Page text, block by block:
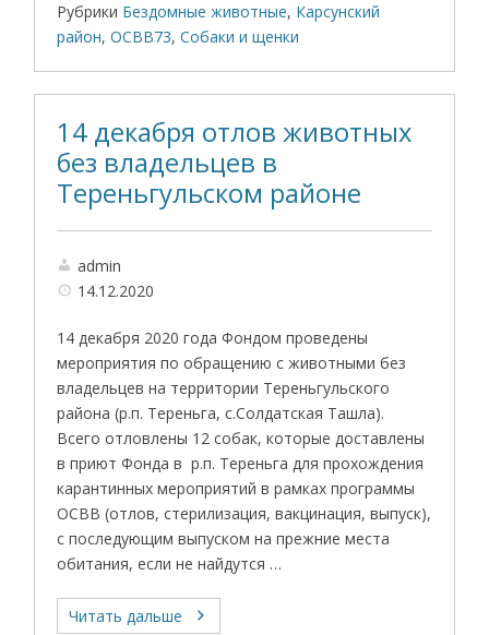
Рубрики Бездомные животные, Карсунский
район,ОСВВ73,Собаки и щенки
14 декабря отлов животных
без владельцев в
Тереньгульском районе
admin
14.12.2020
14 декабря 2020 года Фондом проведены
мероприятия по обращению с животными без
владельцев на территории Тереньгульского
района (р.п. Тереньга, с.Солдатская Ташла).
Всего отловлены 12 собак, которые доставлены
в приют Фонда в р.п. Тереньга для прохождения
карантинных мероприятий в рамках программы
ОСВВ (отлов, стерилизация, вакцинация, выпуск),
с последующим выпуском на прежние места
обитания, если не найдутся …
Читать дальше